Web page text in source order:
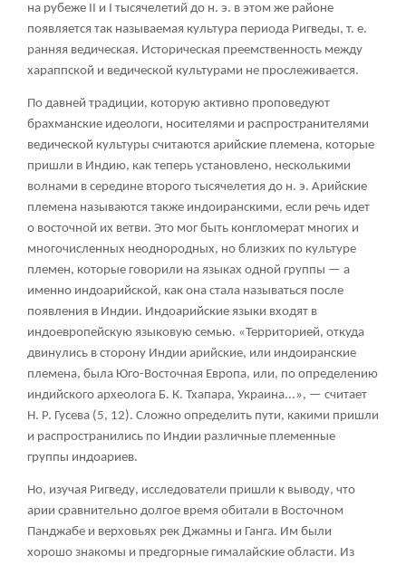
на рубеже II и I тысячелетий до н. э. в этом же районе
появляется так называемая культура периода Ригведы, т. е.
ранняя ведическая. Историческая преемственность между
хараппской и ведической культурами не прослеживается.
По давней традиции, которую активно проповедуют
брахманские идеологи, носителями и распространителями
ведической культуры считаются арийские племена, которые
пришли в Индию, как теперь установлено, несколькими
волнами в середине второго тысячелетия до н. э. Арийские
племена называются также индоиранскими, если речь идет
о восточной их ветви. Это мог быть конгломерат многих и
многочисленных неоднородных, но близких по культуре
племен, которые говорили на языках одной группы — а
именно индоарийской, как она стала называться после
появления в Индии. Индоарийские языки входят в
индоевропейскую языковую семью. «Территорией, откуда
двинулись в сторону Индии арийские, или индоиранские
племена, была Юго-Восточная Европа, или, по определению
индийского археолога Б. К. Тхапара, Украина...», — считает
Н. Р. Гусева (5, 12). Сложно определить пути, какими пришли
и распространились по Индии различные племенные
группы индоариев.
Но, изучая Ригведу, исследователи пришли к выводу, что
арии сравнительно долгое время обитали в Восточном
Панджабе и верховьях рек Джамны и Ганга. Им были
хорошо знакомы и предгорные гималайские области. Из